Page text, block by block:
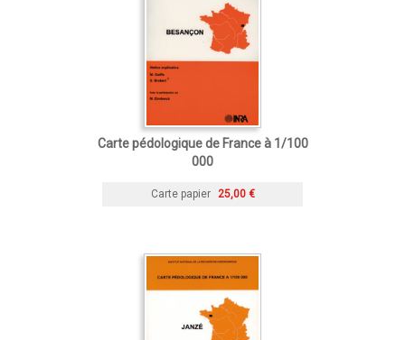
Carte pédologique de France à 1/100
000
Carte papier 25,00 €